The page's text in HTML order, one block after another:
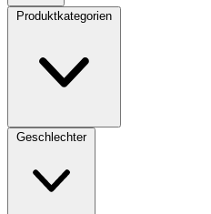
Produktkategorien
Geschlechter